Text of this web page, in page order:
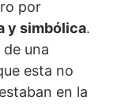
por
y simbólica.
una
esta no
en la